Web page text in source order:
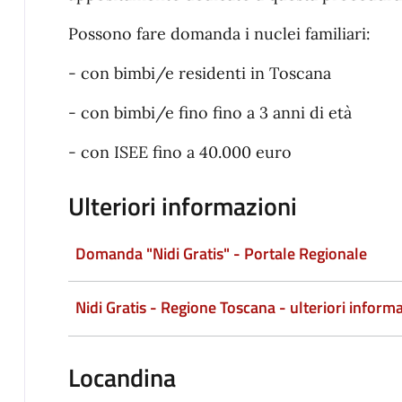
Possono fare domanda i nuclei familiari:
- con bimbi/e residenti in Toscana
- con bimbi/e fino fino a 3 anni di età
- con ISEE fino a 40.000 euro
Ulteriori informazioni
Domanda "Nidi Gratis" - Portale Regionale
Nidi Gratis - Regione Toscana - ulteriori
Locandina